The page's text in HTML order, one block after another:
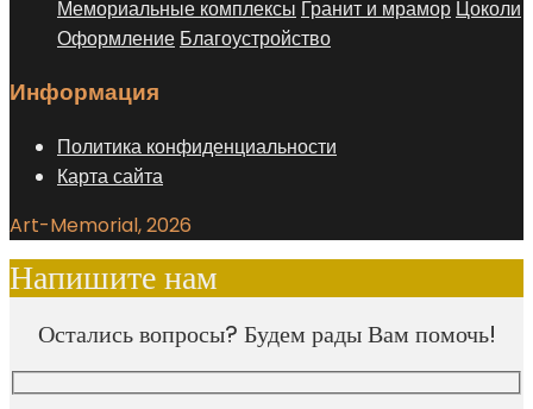
Мемориальные комплексы Гранит и мрамор Цоколи
Оформление Благоустройство
Информация
Политика конфиденциальности
Карта сайта
Art-Memorial, 2026
Напишите нам
Остались вопросы? Будем рады Вам помочь!